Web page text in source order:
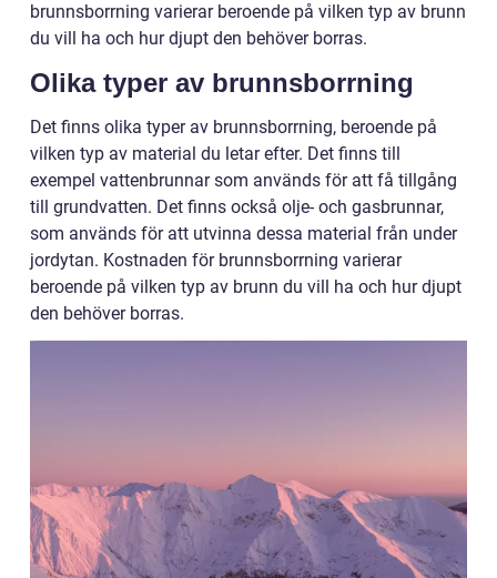
brunnsborrning varierar beroende på vilken typ av brunn
du vill ha och hur djupt den behöver borras.
Olika typer av brunnsborrning
Det finns olika typer av brunnsborrning, beroende på
vilken typ av material du letar efter. Det finns till
exempel vattenbrunnar som används för att få tillgång
till grundvatten. Det finns också olje- och gasbrunnar,
som används för att utvinna dessa material från under
jordytan. Kostnaden för brunnsborrning varierar
beroende på vilken typ av brunn du vill ha och hur djupt
den behöver borras.